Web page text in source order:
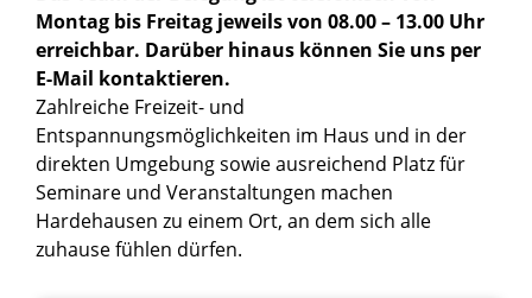
Montag bis Freitag jeweils von 08.00 – 13.00 Uhr
erreichbar. Darüber hinaus können Sie uns per
E-Mail kontaktieren.
Zahlreiche Freizeit- und
Entspannungsmöglichkeiten im Haus und in der
direkten Umgebung sowie ausreichend Platz für
Seminare und Veranstaltungen machen
Hardehausen zu einem Ort, an dem sich alle
zuhause fühlen dürfen.